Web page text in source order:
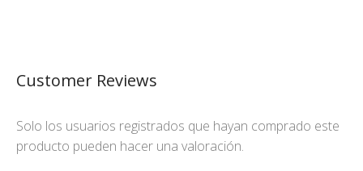
Customer Reviews
Solo los usuarios registrados que hayan comprado este
producto pueden hacer una valoración.